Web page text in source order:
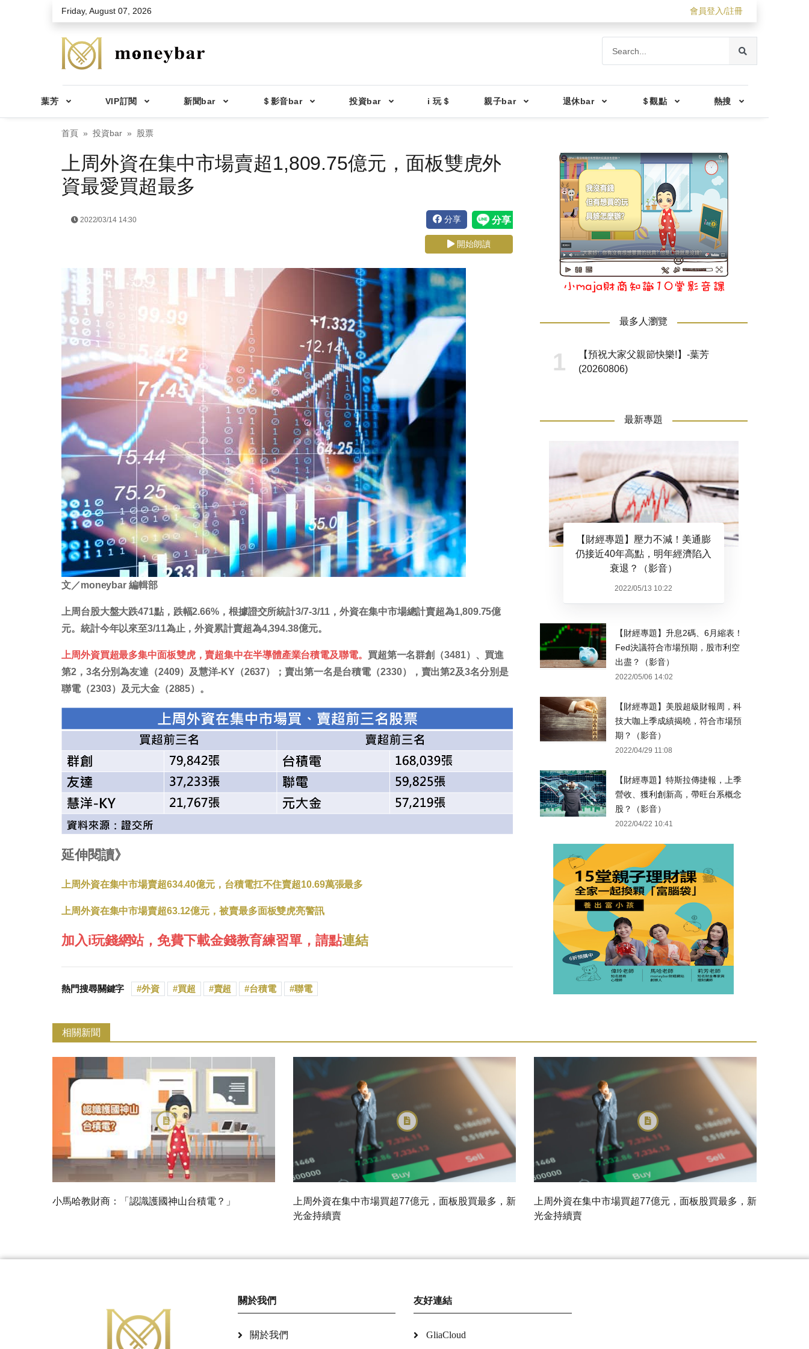
Skip to main contentFriday, August 07, 2026 會員登入/註冊
葉芳 VIP訂閱 新聞bar ＄影音bar 投資bar i 玩＄ 親子bar 退休bar ＄觀點 熱搜
首頁 投資bar 股票
上周外資在集中市場賣超1,809.75億元，面板雙虎外
資最愛買超最多
2022/03/14 14:30 分享
開始朗讀
文／moneybar 編輯部
上周台股大盤大跌471點，跌幅2.66%，根據證交所統計3/7-3/11，外資在集中市場總計賣超為1,809.75億
元。統計今年以來至3/11為止，外資累計賣超為4,394.38億元。
上周外資買超最多集中面板雙虎，賣超集中在半導體產業台積電及聯電。 買超第一名群創（3481）、買進
第2，3名分別為友達（2409）及慧洋-KY（2637）；賣出第一名是台積電（2330），賣出第2及3名分別是
聯電（2303）及元大金（2885）。
延伸閱讀》
上周外資在集中市場賣超634.40億元，台積電扛不住賣超10.69萬張最多
上周外資在集中市場賣超63.12億元，被賣最多面板雙虎亮警訊
加入i玩錢網站，免費下載金錢教育練習單，請點連結
熱門搜尋關鍵字 外資 買超 賣超 台積電 聯電
最多人瀏覽
【預祝大家父親節快樂!】-葉芳
(20260806)
最新專題
【財經專題】壓力不減！美通膨
仍接近40年高點，明年經濟陷入
衰退？（影音）
2022/05/13 10:22
【財經專題】升息2碼、6月縮表！
Fed決議符合市場預期，股市利空
出盡？（影音）
2022/05/06 14:02
【財經專題】美股超級財報周，科
技大咖上季成績揭曉，符合市場預
期？（影音）
2022/04/29 11:08
【財經專題】特斯拉傳捷報，上季
營收、獲利創新高，帶旺台系概念
股？（影音）
2022/04/22 10:41
相關新聞
小馬哈教財商：「認識護國神山台積電？」
上周外資在集中市場買超77億元，面板股買最多，新
光金持續賣
上周外資在集中市場買超77億元，面板股買最多，新
光金持續賣
關於我們
關於我們
友好連結
GliaCloud